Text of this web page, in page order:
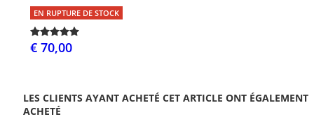
EN RUPTURE DE STOCK
€ 70,00
LES CLIENTS AYANT ACHETÉ CET ARTICLE ONT ÉGALEMENT
ACHETÉ